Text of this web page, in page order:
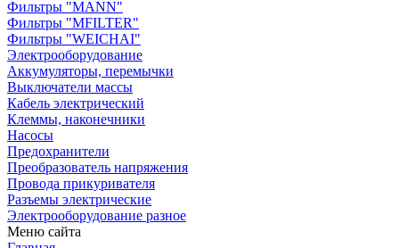
Фильтры "MANN"
Фильтры "MFILTER"
Фильтры "WEICHAI"
Электрооборудование
Аккумуляторы, перемычки
Выключатели массы
Кабель электрический
Клеммы, наконечники
Насосы
Предохранители
Преобразователь напряжения
Провода прикуривателя
Разъемы электрические
Электрооборудование разное
Меню сайта